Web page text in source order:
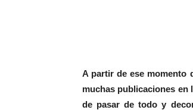
A partir de ese
muchas publicaciones en
de pasar de todo y